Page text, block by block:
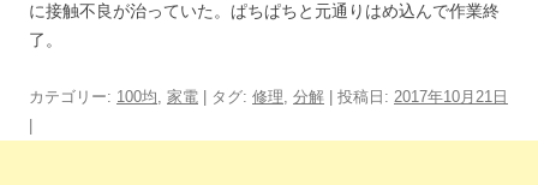
に接触不良が治っていた。ぱちぱちと元通りはめ込んで作業終
了。
カテゴリー: 100均, 家電 | タグ: 修理, 分解 | 投稿日: 2017年10月21日